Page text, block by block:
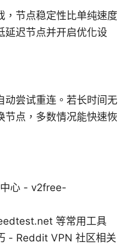
，节点稳定性比单纯速度
延迟节点并开启优化设
动尝试重连。若长时间无
节点，多数情况能快速恢
心 - v2free-
等常用工具
- Reddit VPN 社区相关